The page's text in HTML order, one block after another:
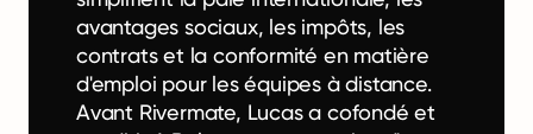
avantages sociaux, les impôts, les
contrats et la conformité en matière
d'emploi pour les équipes à distance.
Avant Rivermate, Lucas a cofondé et